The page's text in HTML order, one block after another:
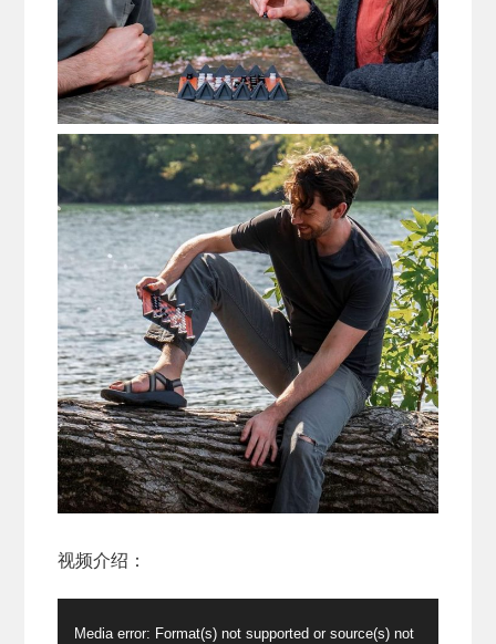
视频介绍：
Media error: Format(s) not supported or source(s) not